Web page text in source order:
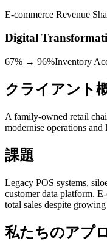
E-commerce Revenue
Digital
67% → 96%Inventory
クライアント
A family-owned retail
modernise operations and
課題
Legacy POS systems,
customer data platform.
total sales despite
私たちのアプ